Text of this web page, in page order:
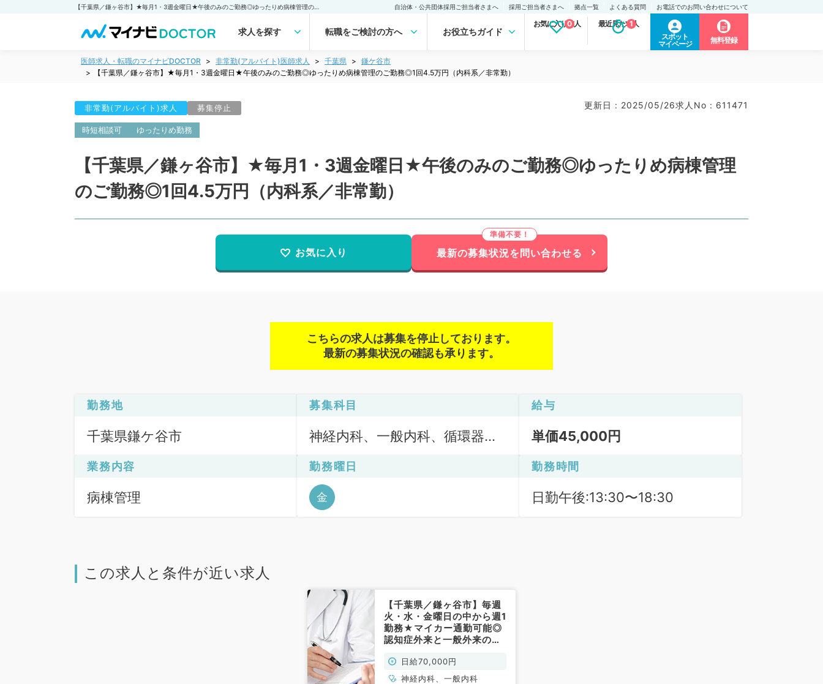
自治体・公共団体採用ご担当者さまへ 採用ご担当者さまへ 拠点一覧 よくある質問 お電話でのお問い合わせについて
求人を探す 転職をご検討の方へ お役立ちガイド
お気に入り求人
0 最近見た求人
1
スポット
マイページ
無料登録
医師求人・転職のマイナビDOCTOR 非常勤(アルバイト)医師求人 千葉県
鎌ケ谷市
【千葉県／鎌ヶ谷市】★毎月1・3週金曜日★午後のみのご勤務◎ゆったりめ病棟管理のご勤務◎1回4.5万円（内科系／非常勤）
非常勤(アルバイト)求人 募集停止 更新日 : 2025/05/26求人No : 611471
時短相談可 ゆったりめ勤務
【千葉県／鎌ヶ谷市】★毎月1・3週金曜日★午後のみのご勤務◎ゆったりめ病棟管理
のご勤務◎1回4.5万円（内科系／非常勤）
お気に入り 最新の募集状況を問い合わせる
こちらの求人は募集を停止しております。
最新の募集状況の確認も承ります。
勤務地
千葉県鎌ケ谷市
募集科目
神経内科、一般内科、循環器内
内分泌・代謝内科、腎臓内科、
老年内科
給与
単価45,000円
業務内容
病棟管理
勤務曜日
金
勤務時間
日勤午後:13:30〜18:30
この求人と条件が近い求人
【千葉県／鎌ヶ谷市】毎週
火・水・金曜日の中から週1
勤務★マイカー通勤可能◎
認知症外来と一般外来のお
★（神経内科・一般内科／
非常勤）
日給70,000円
神経内科、一般内科